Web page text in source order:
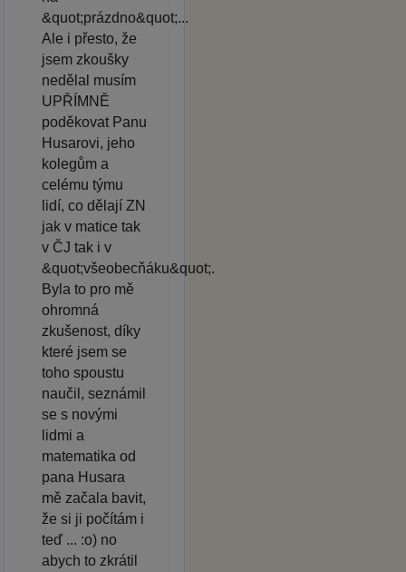
&quot;prázdno&quot;...
Ale i přesto, že
jsem zkoušky
nedělal musím
UPŘÍMNĚ
poděkovat Panu
Husarovi, jeho
kolegům a
celému týmu
lidí, co dělají ZN
jak v matice tak
v ČJ tak i v
&quot;všeobecňáku&quot;.
Byla to pro mě
ohromná
zkušenost, díky
které jsem se
toho spoustu
naučil, seznámil
se s novými
lidmi a
matematika od
pana Husara
mě začala bavit,
že si ji počítám i
teď ... :o) no
abych to zkrátil